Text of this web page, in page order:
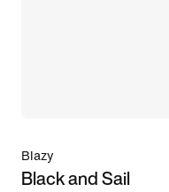
Blazy
Black and Sail